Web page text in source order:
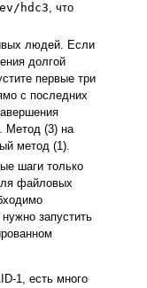
hdc3, что
людей. Если
долгой
первые три
с последних
. Метод (3) на
метод (1).
шаги только
файловых
запустить
1, есть много